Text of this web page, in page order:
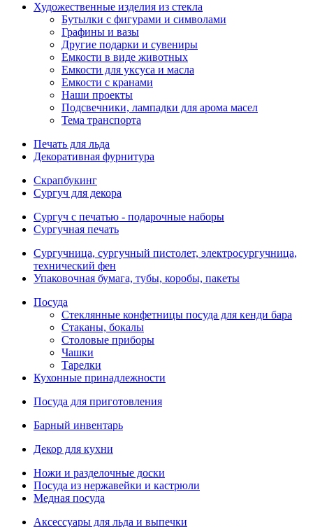
Художественные изделия из стекла
Бутылки с фигурами и символами
Графины и вазы
Другие подарки и сувениры
Емкости в виде животных
Емкости для уксуса и масла
Емкости с кранами
Наши проекты
Подсвечники, лампадки для арома масел
Тема транспорта
Печать для льда
Декоративная фурнитура
Скрапбукинг
Сургуч для декора
Сургуч с печатью - подарочные наборы
Сургучная печать
Сургучница, сургучный пистолет, электросургучница,
технический фен
Упаковочная бумага, тубы, коробы, пакеты
Посуда
Стеклянные конфетницы посуда для кенди бара
Стаканы, бокалы
Столовые приборы
Чашки
Тарелки
Кухонные принадлежности
Посуда для приготовления
Барный инвентарь
Декор для кухни
Ножи и разделочные доски
Посуда из нержавейки и кастрюли
Медная посуда
Аксессуары для льда и выпечки